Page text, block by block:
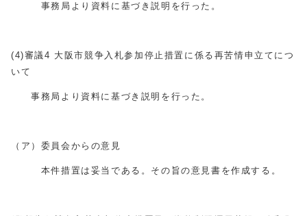
事務局より資料に基づき説明を行った。
(4)審議4 大阪市競争入札参加停止措置に係る再苦情申立てにつ
いて
事務局より資料に基づき説明を行った。
（ア）委員会からの意見
本件措置は妥当である。その旨の意見書を作成する。